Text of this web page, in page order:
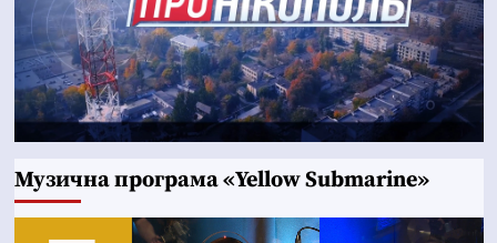
Музична програма «Yellow Submarine»